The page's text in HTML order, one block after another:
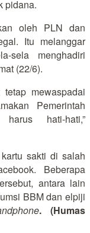
pidana.
oleh PLN dan
Itu melanggar
sela menghadiri
(22/6).
mewaspadai
Pemerintah
hati-hati,”
sakti di salah
Beberapa
antara lain
BBM dan elpiji
. (Humas